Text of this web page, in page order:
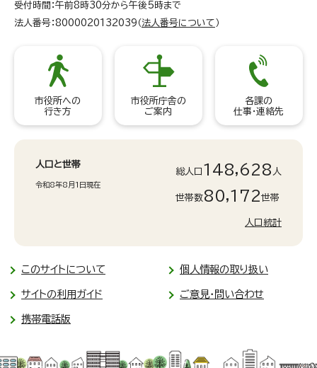
受付時間：午前8時30分から午後5時まで
法人番号：8000020132039（ 法人番号について ）
市役所への
行き方
市役所庁舎の
ご案内
各課の
仕事・連絡先
人口と世帯
令和8年8月1日現在
総人口 148,628 人
世帯数80,172世帯
人口統計
このサイトについて 個人情報の取り扱い
サイトの利用ガイド ご意見・問い合わせ
携帯電話版